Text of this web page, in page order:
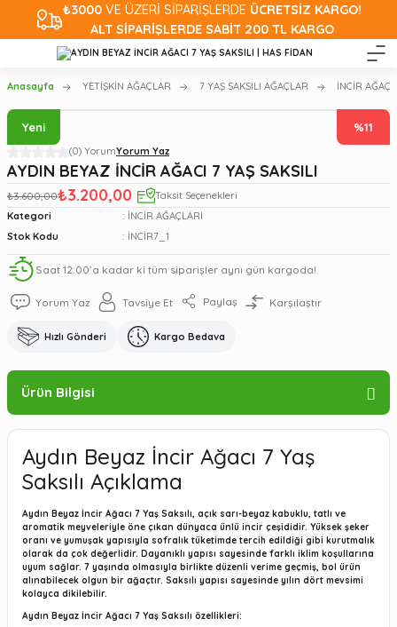
₺3000VE ÜZERİ SİPARİŞLERDE ÜCRETSİZ KARGO!
ALT SİPARİŞLERDE SABİT 200 TL KARGO
Anasayfa YETİŞKİN AĞAÇLAR 7 YAŞ SAKSILI AĞAÇLAR İNCİR
Yeni %11
(0) YorumYorum Yaz
AYDIN BEYAZ İNCİR AĞACI 7 YAŞ SAKSILI
₺3.600,00₺3.200,00
Taksit Seçenekleri
Kategori
İNCİR AĞAÇLARI
Stok Kodu
İNCİR7_1
Saat 12:00’a kadar ki tüm siparişler aynı gün kargoda!
Yorum Yaz Tavsiye Et Paylaş Karşılaştır
Hızlı Gönderi Kargo Bedava
Ürün Bilgisi
Aydın Beyaz İncir Ağacı 7 Yaş
Saksılı Açıklama
Aydın Beyaz İncir Ağacı 7 Yaş Saksılı, açık sarı-beyaz kabuklu, tatlı ve
aromatik meyveleriyle öne çıkan dünyaca ünlü incir çeşididir. Yüksek şeker
oranı ve yumuşak yapısıyla sofralık tüketimde tercih edildiği gibi kurutmalık
olarak da çok değerlidir. Dayanıklı yapısı sayesinde farklı iklim koşullarına
uyum sağlar. 7 yaşında olmasıyla birlikte düzenli verime geçmiş, bol ürün
alınabilecek olgun bir ağaçtır. Saksılı yapısı sayesinde yılın dört mevsimi
kolayca dikilebilir.
Aydın Beyaz İncir Ağacı 7 Yaş Saksılı özellikleri: